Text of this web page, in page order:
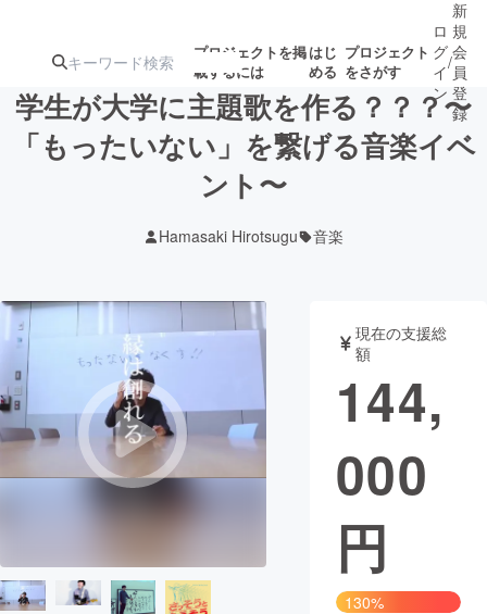
プロジェクトを掲
載するには
はじ
める
プロジェクト
をさがす
注目の新着プロ募集終了が近いプ
テクノロジー・ガジェット
映像・映画 書籍・雑誌
ビジネス・起業 チャレンジ
CAMPFIRE for Social Good
CAMPFIRE Creation
ロ
グ
イ
ン
/
新
規
会
員
登
録
学生が大学に主題歌を作る？？？〜
「もったいない」を繋げる音楽イベ
ント〜
Hamasaki Hirotsugu 音楽
現在の支援総
額
144,
000
円
130%